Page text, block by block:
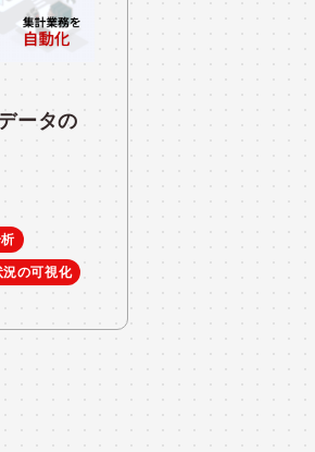
ータの
況の可視化